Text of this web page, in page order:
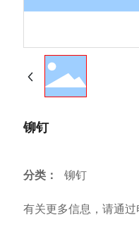
铆钉
分类： 铆钉
有关更多信息，请通过